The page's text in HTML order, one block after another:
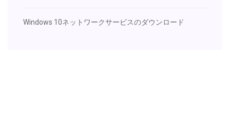
Windows 10ネットワークサービスのダウンロード